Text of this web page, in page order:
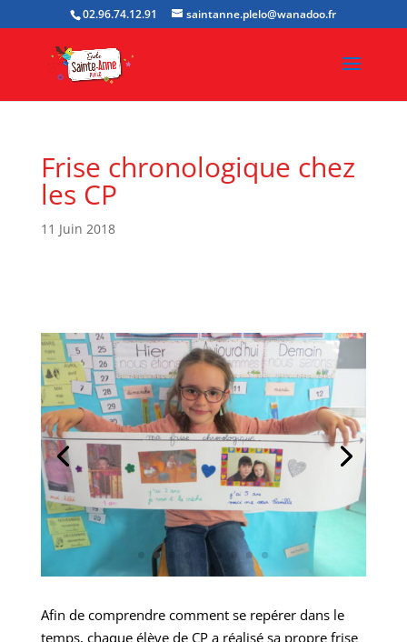
02.96.74.12.91 saintanne.plelo@wanadoo.fr
Frise chronologique chez
les CP
11 Juin 2018
Afin de comprendre comment se repérer dans le
temps, chaque élève de CP a réalisé sa propre frise